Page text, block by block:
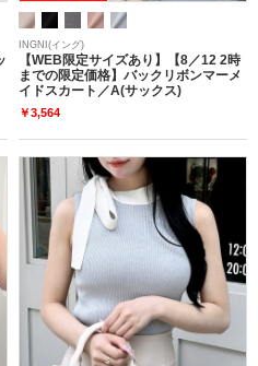
INGNI(イング)
【WEB限定サイズあり】【8／12 2時
までの限定価格】バックリボンマーメ
イドスカート／A(サックス)
￥3,564